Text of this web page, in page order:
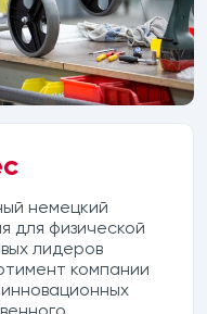
немецкий
для физической
лидеров
компании